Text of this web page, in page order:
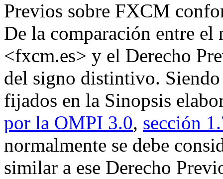
Previos sobre FXCM
De la comparación entre
<fxcm.es> y el Derecho
del signo distintivo.
fijados en la Sinopsis
por la OMPI 3.0, sección
normalmente se debe
similar a ese Derecho